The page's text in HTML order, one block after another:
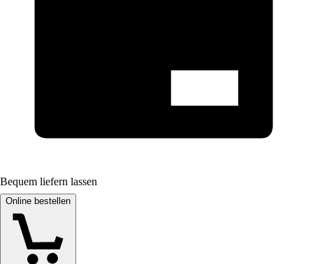
Bequem liefern lassen
Online bestellen